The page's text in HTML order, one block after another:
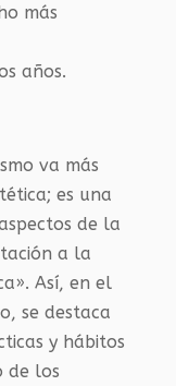
más
años.
va más
es una
de la
a la
Así, en el
se destaca
y hábitos
de los